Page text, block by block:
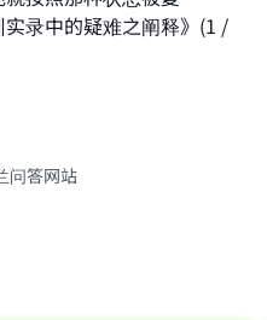
录中的疑难之阐释》(1 /
问答网站